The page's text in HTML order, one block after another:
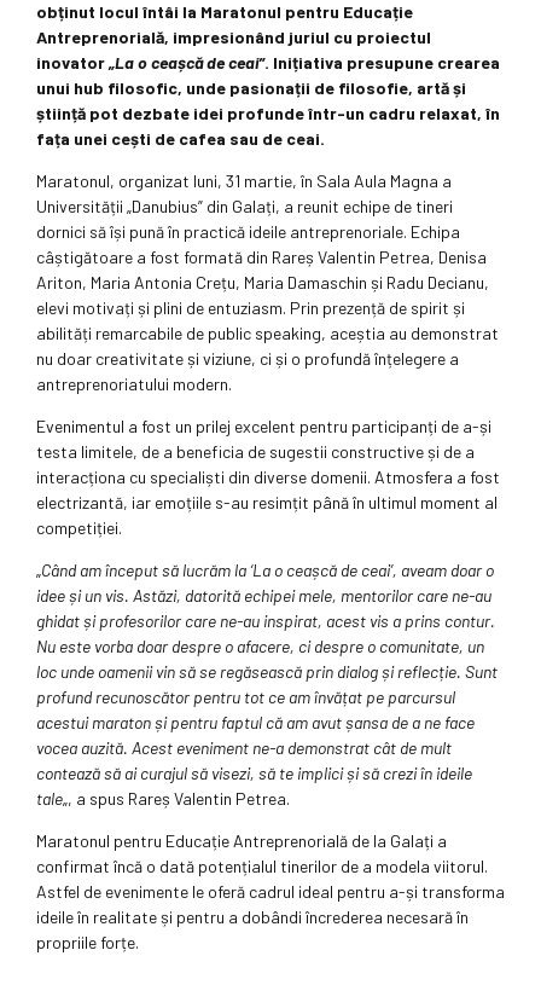
obținut locul întâi la Maratonul pentru Educație
Antreprenorială, impresionând juriul cu proiectul
inovator„La o ceașcă de ceai”. Inițiativa presupune crearea
unui hub filosofic, unde pasionații de filosofie, artă și
știință pot dezbate idei profunde într-un cadru relaxat, în
fața unei cești de cafea sau de ceai.
Maratonul, organizat luni, 31 martie, în Sala Aula Magna a
Universității „Danubius” din Galați, a reunit echipe de tineri
dornici să își pună în practică ideile antreprenoriale. Echipa
câștigătoare a fost formată din Rareș Valentin Petrea, Denisa
Ariton, Maria Antonia Crețu, Maria Damaschin și Radu Decianu,
elevi motivați și plini de entuziasm. Prin prezență de spirit și
abilități remarcabile de public speaking, aceștia au demonstrat
nu doar creativitate și viziune, ci și o profundă înțelegere a
antreprenoriatului modern.
Evenimentul a fost un prilej excelent pentru participanți de a-și
testa limitele, de a beneficia de sugestii constructive și de a
interacționa cu specialiști din diverse domenii. Atmosfera a fost
electrizantă, iar emoțiile s-au resimțit până în ultimul moment al
competiției.
„Când am început să lucrăm la ‘La o ceașcă de ceai’, aveam doar o
idee și un vis. Astăzi, datorită echipei mele, mentorilor care ne-au
ghidat și profesorilor care ne-au inspirat, acest vis a prins contur.
Nu este vorba doar despre o afacere, ci despre o comunitate, un
loc unde oamenii vin să se regăsească prin dialog și reflecție. Sunt
profund recunoscător pentru tot ce am învățat pe parcursul
acestui maraton și pentru faptul că am avut șansa de a ne face
vocea auzită. Acest eveniment ne-a demonstrat cât de mult
contează să ai curajul să visezi, să te implici și să crezi în ideile
tale„, a spus Rareș Valentin Petrea.
Maratonul pentru Educație Antreprenorială de la Galați a
confirmat încă o dată potențialul tinerilor de a modela viitorul.
Astfel de evenimente le oferă cadrul ideal pentru a-și transforma
ideile în realitate și pentru a dobândi încrederea necesară în
propriile forțe.